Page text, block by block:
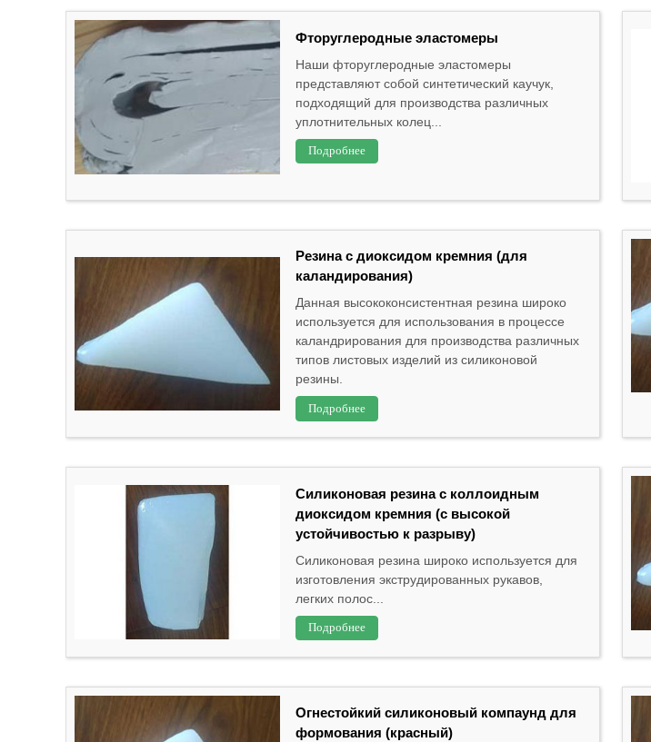
Фторуглеродные эластомеры
Наши фторуглеродные эластомеры
представляют собой синтетический каучук,
подходящий для производства различных
уплотнительных колец...
Подробнее
Резина с диоксидом кремния (для
каландирования)
Данная высококонсистентная резина широко
используется для использования в процессе
каландрирования для производства различных
типов листовых изделий из силиконовой
резины.
Подробнее
Силиконовая резина с коллоидным
диоксидом кремния (с высокой
устойчивостью к разрыву)
Силиконовая резина широко используется для
изготовления экструдированных рукавов,
легких полос...
Подробнее
Огнестойкий силиконовый компаунд для
формования (красный)